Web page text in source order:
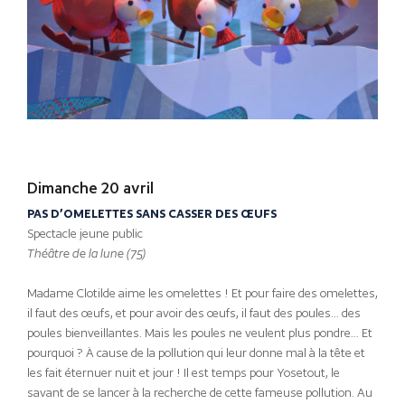
Dimanche 20 avril
PAS D’OMELETTES SANS CASSER DES ŒUFS
Spectacle jeune public
Théâtre de la lune (75)
Madame Clotilde aime les omelettes ! Et pour faire des omelettes,
il faut des œufs, et pour avoir des œufs, il faut des poules… des
poules bienveillantes. Mais les poules ne veulent plus pondre… Et
pourquoi ? À cause de la pollution qui leur donne mal à la tête et
les fait éternuer nuit et jour ! Il est temps pour Yosetout, le
savant de se lancer à la recherche de cette fameuse pollution. Au